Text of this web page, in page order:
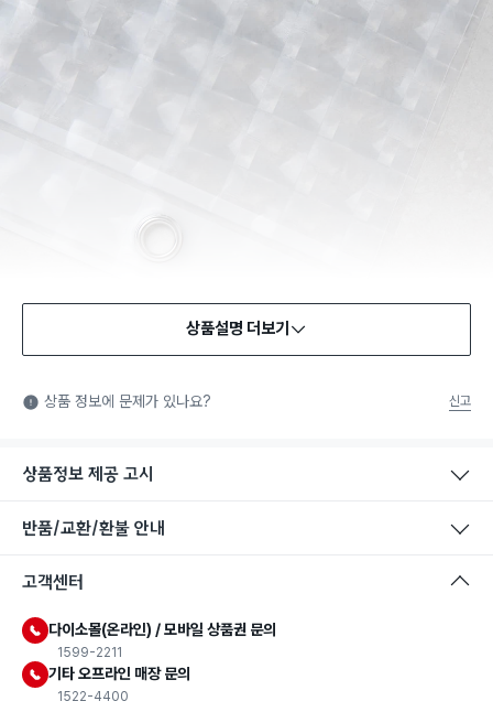
상품설명 더보기
상품 정보에 문제가 있나요? 신고
상품정보 제공 고시
반품/교환/환불 안내
고객센터
다이소몰(온라인) / 모바일 상품권 문의
1599-2211
기타 오프라인 매장 문의
1522-4400